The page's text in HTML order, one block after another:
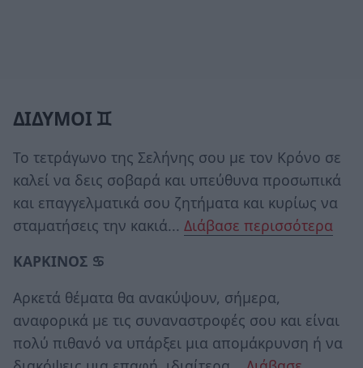
ΔΙΔΥΜΟΙ ♊
Το τετράγωνο της Σελήνης σου με τον Κρόνο σε
καλεί να δεις σοβαρά και υπεύθυνα προσωπικά
και επαγγελματικά σου ζητήματα και κυρίως να
σταματήσεις την κακιά... Διάβασε περισσότερα
ΚΑΡΚΙΝΟΣ ♋
Αρκετά θέματα θα ανακύψουν, σήμερα,
αναφορικά με τις συναναστροφές σου και είναι
πολύ πιθανό να υπάρξει μια απομάκρυνση ή να